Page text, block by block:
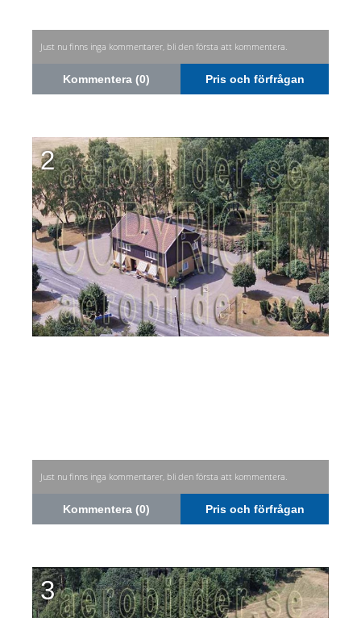
Just nu finns inga kommentarer, bli den första att kommentera.
Kommentera (0) Pris och förfrågan
2
Just nu finns inga kommentarer, bli den första att kommentera.
Kommentera (0) Pris och förfrågan
3